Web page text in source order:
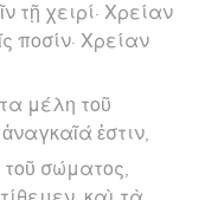
τῇ χειρί· Χρείαν
ποσίν· Χρείαν
μέλη τοῦ
ἐστιν,
τοῦ σώματος,